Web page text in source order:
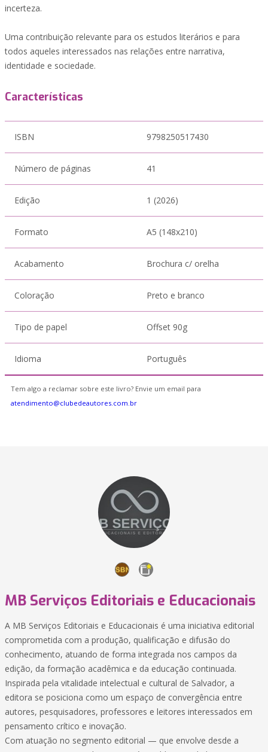
incerteza.
Uma contribuição relevante para os estudos literários e para
todos aqueles interessados nas relações entre narrativa,
identidade e sociedade.
Características
ISBN 9798250517430
Número de páginas 41
Edição 1 (2026)
Formato A5 (148x210)
Acabamento Brochura c/ orelha
Coloração Preto e branco
Tipo de papel Offset 90g
Idioma Português
Tem algo a reclamar sobre este livro? Envie um email para
atendimento@clubedeautores.com.br
MB Serviços Editoriais e Educacionais
A MB Serviços Editoriais e Educacionais é uma iniciativa editorial
comprometida com a produção, qualificação e difusão do
conhecimento, atuando de forma integrada nos campos da
edição, da formação acadêmica e da educação continuada.
Inspirada pela vitalidade intelectual e cultural de Salvador, a
editora se posiciona como um espaço de convergência entre
autores, pesquisadores, professores e leitores interessados em
pensamento crítico e inovação.
Com atuação no segmento editorial — que envolve desde a